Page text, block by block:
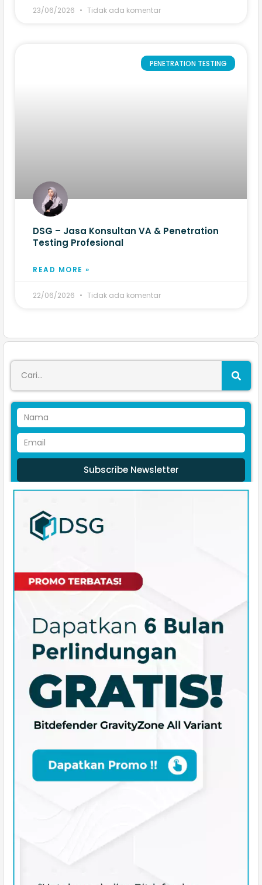
23/06/2026 Tidak ada komentar
PENETRATION TESTING
DSG – Jasa Konsultan VA & Penetration
Testing Profesional
READ MORE »
22/06/2026 Tidak ada komentar
Subscribe Newsletter